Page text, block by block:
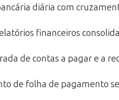
diária com
financeiros
de contas a pagar e a
de folha de pagamento